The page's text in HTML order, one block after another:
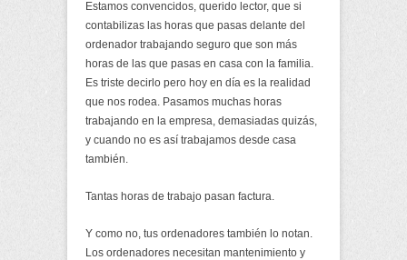
Estamos convencidos, querido lector, que si
contabilizas las horas que pasas delante del
ordenador trabajando seguro que son más
horas de las que pasas en casa con la familia.
Es triste decirlo pero hoy en día es la realidad
que nos rodea. Pasamos muchas horas
trabajando en la empresa, demasiadas quizás,
y cuando no es así trabajamos desde casa
también.
Tantas horas de trabajo pasan factura.
Y como no, tus ordenadores también lo notan.
Los ordenadores necesitan mantenimiento y